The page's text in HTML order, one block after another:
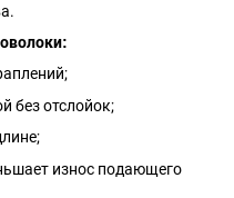
без отслойок;
износ подающего